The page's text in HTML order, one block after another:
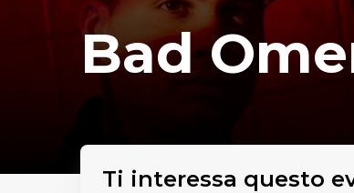
Bad
Ti interessa questo